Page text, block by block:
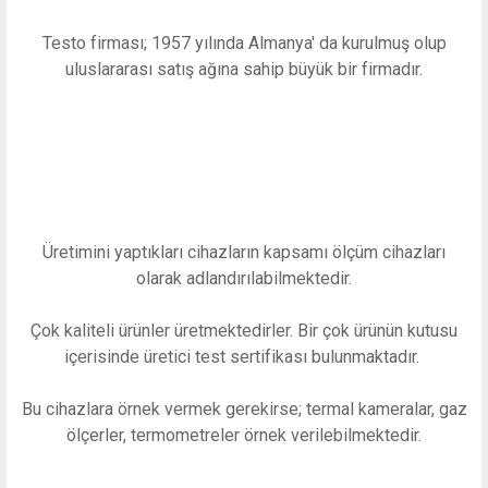
Testo firması; 1957 yılında Almanya' da kurulmuş olup
uluslararası satış ağına sahip büyük bir firmadır.
Üretimini yaptıkları cihazların kapsamı ölçüm cihazları
olarak adlandırılabilmektedir.
Çok kaliteli ürünler üretmektedirler. Bir çok ürünün kutusu
içerisinde üretici test sertifikası bulunmaktadır.
Bu cihazlara örnek vermek gerekirse; termal kameralar, gaz
ölçerler, termometreler örnek verilebilmektedir.